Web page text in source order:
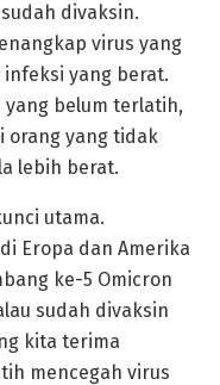
divaksin.
virus yang
yang berat.
belum terlatih,
orang yang tidak
lebih berat.
utama.
Eropa dan Amerika
ke-5 Omicron
sudah divaksin
kita terima
mencegah virus